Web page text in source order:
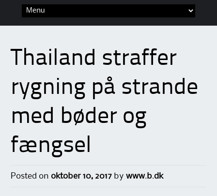
Thailand straffer
rygning på strande
med bøder og
fængsel
Posted on oktober 10, 2017 bywww.b.dk